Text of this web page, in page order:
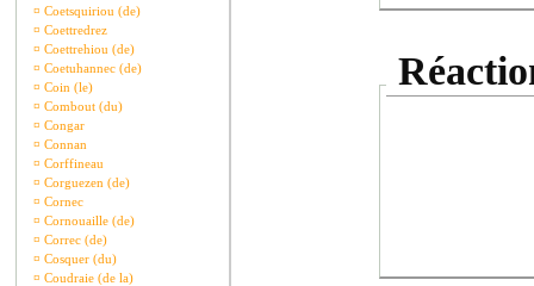
¤ Coetsquiriou (de)
¤ Coettredrez
¤ Coettrehiou (de)
¤ Coetuhannec (de)
¤ Coin (le)
¤ Combout (du)
¤ Congar
¤ Connan
¤ Corffineau
¤ Corguezen (de)
¤ Cornec
¤ Cornouaille (de)
¤ Correc (de)
¤ Cosquer (du)
¤ Coudraie (de la)